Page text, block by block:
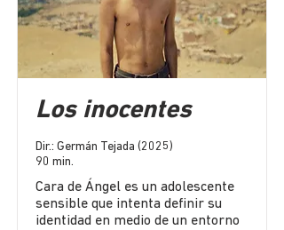
Los inocentes
Dir.: Germán Tejada (2025)
90 min.
Cara de Ángel es un adolescente
sensible que intenta definir su
identidad en medio de un entorno